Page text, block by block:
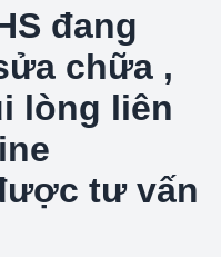
đang
chữa ,
lòng liên
tư vấn